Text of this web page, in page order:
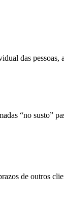
das pessoas,
“no susto”
de outros